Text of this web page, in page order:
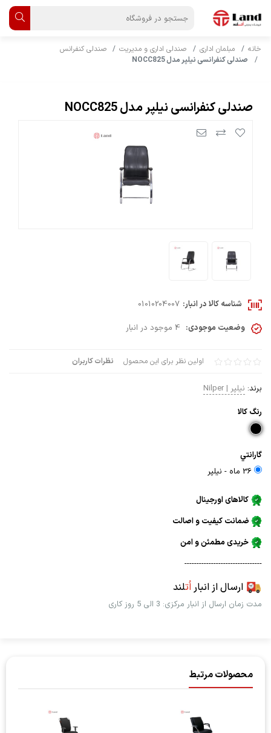
خانه مبلمان اداری صندلی اداری و مدیریت
صندلی کنفرانس
صندلی کنفرانسی نیلپر مدل NOCC825
صندلی کنفرانسی نیلپر مدل NOCC825
اولین نظر برای این محصول نظرات کاربران
برند: نیلپر | Nilper
رنگ كالا
گارانتي
36 ماه - نيلپر
کالاهای اورجینال
ضمانت کیفیت و اصالت
خریدی مطمئن و امن
--------------------------------
ارسال از انباراُتلند
مدت زمان ارسال از انبار مرکزی: 3 الی 5 روز کاری
شناسه کالا در انبار: 01010204007
وضعیت موجودی: 4 موجود در انبار
محصولات مرتبط